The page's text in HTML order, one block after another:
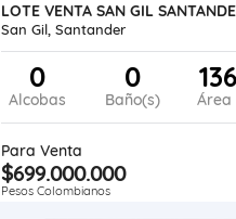
LOTE VENTA SAN GIL
San Gil, Santander
0
Alcobas
0
Baño(s) Área
Para Venta
$699.000.000
Pesos Colombianos